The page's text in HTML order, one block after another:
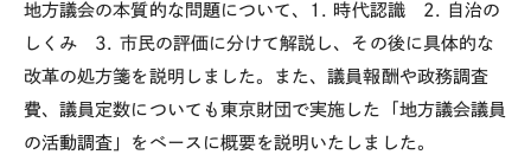
地方議会の本質的な問題について、1. 時代認識 2. 自治の
しくみ 3. 市民の評価に分けて解説し、その後に具体的な
改革の処方箋を説明しました。また、議員報酬や政務調査
費、議員定数についても東京財団で実施した「地方議会議員
の活動調査」をベースに概要を説明いたしました。